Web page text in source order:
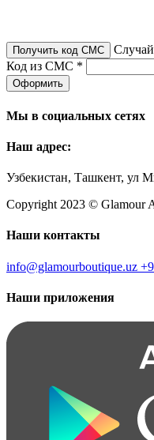
Получить код СМС
Код из СМС *
Оформить
Мы в социальных сетях
Наш адрес:
Узбекистан, Ташкент, ул
Copyright 2023 © Glamour
Наши контакты
info@glamourboutique.uz
Наши приложения